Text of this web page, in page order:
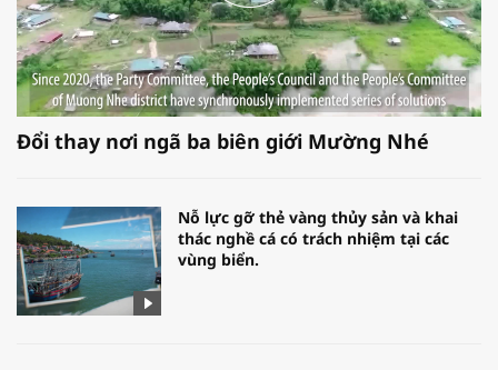
Đổi thay nơi ngã ba biên giới Mường Nhé
Nỗ lực gỡ thẻ vàng thủy sản và khai
thác nghề cá có trách nhiệm tại các
vùng biển.